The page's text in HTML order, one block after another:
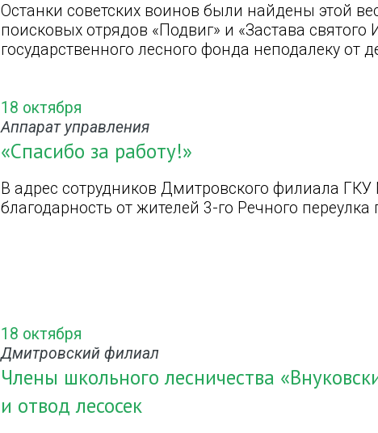
Останки советских воинов были найдены этой
поисковых отрядов «Подвиг» и «Застава
государственного лесного фонда неподалеку от
18 октября
Аппарат управления
«Спасибо за работу!»
В адрес сотрудников Дмитровского филиала
благодарность от жителей 3-го Речного
18 октября
Дмитровский филиал
Члены школьного лесничества
и отвод лесосек